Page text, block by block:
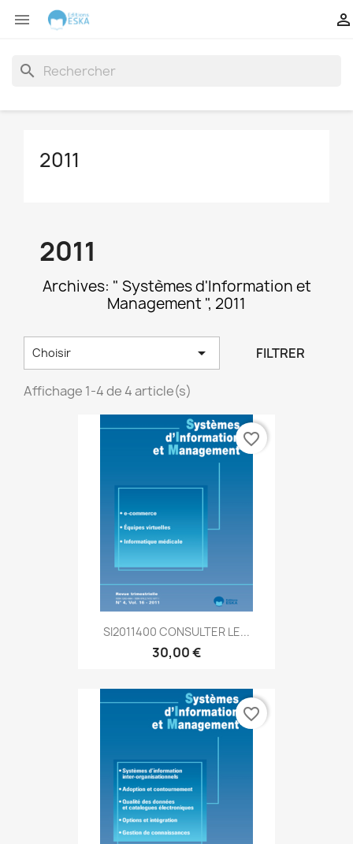
 
search
2011
2011
Archives: " Systèmes d'Information et
Management ", 2011
Choisir  FILTRER
Affichage 1-4 de 4 article(s)
SI2011400 CONSULTER LE...
30,00 €
favorite_border
favorite_border